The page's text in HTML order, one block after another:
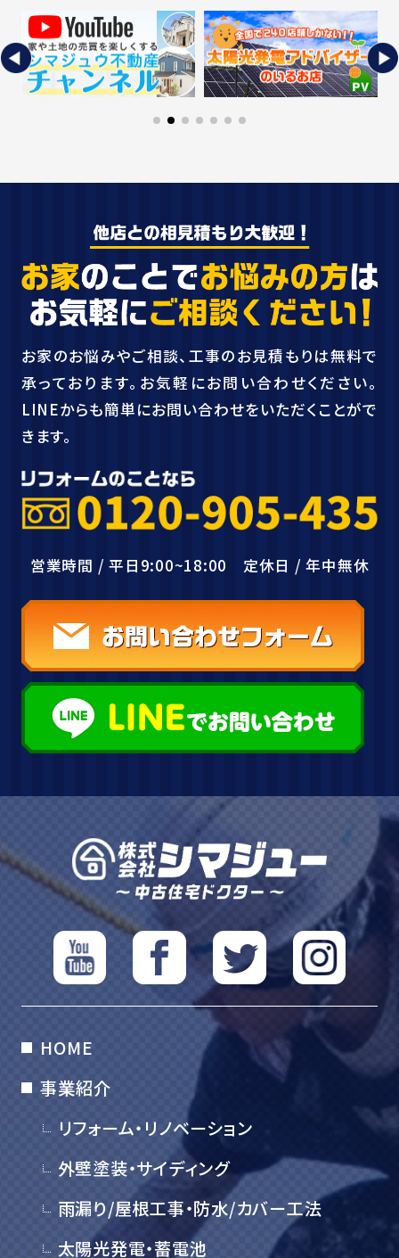
お家のお悩みやご相談、工事のお見積もりは無料で
承っております。お気軽にお問い合わせください。
LINEからも簡単にお問い合わせをいただくことがで
きます。
営業時間 / 平日9:00~18:00 定休日 / 年中無休
HOME
事業紹介
リフォーム・リノベーション
外壁塗装・サイディング
雨漏り/屋根工事・防水/カバー工法
太陽光発電・蓄電池